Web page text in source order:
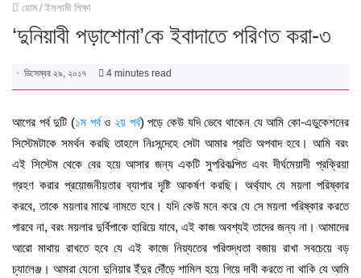
হোম / ইসলামী শিক্ষা
‘দুনিয়াবী পড়াশোনা’কে ইবাদাতে পরিণত করা-৩
ডিসেম্বর ২৯, ২০১৭ 4 minutes read
আগের পর্ব দুটি (১ম পর্বও ২য় পর্ব) পড়ে কেউ যদি ভেবে থাকেন যে আমি কো-এডুকেশনের
সিস্টেমটাকে সমর্থন করছি তাহলে নিঃসন্দেহে সেটা আমার প্রতি অপবাদ হবে। আমি বরং
এই সিস্টেম থেকে বের হয়ে আসার জন্য একটি সুপরিকল্পিত এবং দীর্ঘমেয়াদী প্রক্রিয়া
গ্রহণ করার প্রয়োজনীয়তার ব্যাপার দৃষ্টি আকর্ষণ করছি। অর্থ্যাৎ যে ময়লা পরিষ্কার
করবে, তাকে ময়লার মাঝে নামতে হবে। যদি কেউ মনে করে যে সে ময়লা পরিষ্কার করতে
পারবে না, বরং ময়লার দুর্বিপাকে হারিয়ে যাবে, এই কাজ অবশ্যই তাদের জন্য না। আমাদের
আরো মাথায় রাখতে হবে যে এই কাজে নিয়্যতের পরিশুদ্ধতা বজায় রাখা সবচেয়ে বড়
চ্যালেঞ্জ। আমরা যেনো দুনিয়ার ইঁদুর দৌঁড়ে শামিল হয়ে গিয়ে দাবী করতে না থাকি যে আমি